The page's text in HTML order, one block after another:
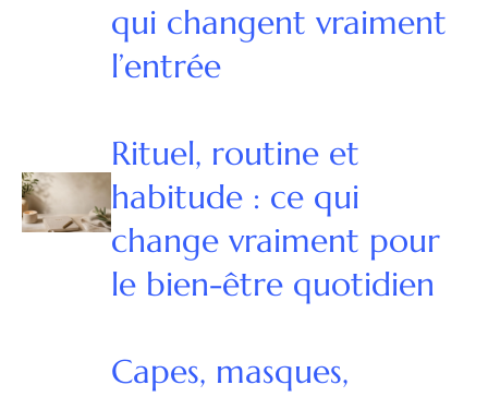
qui changent vraiment
l’entrée
Rituel, routine et
habitude : ce qui
change vraiment pour
le bien-être quotidien
Capes, masques,